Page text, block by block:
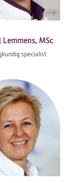
Lemmens, MSc
specialist